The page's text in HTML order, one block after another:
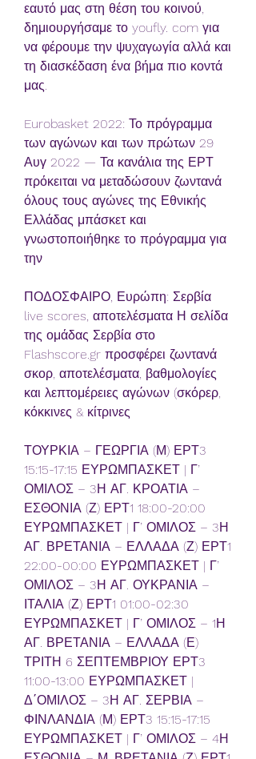
εαυτό μας στη θέση του κοινού,
δημιουργήσαμε το youfly. com για
να φέρουμε την ψυχαγωγία αλλά και
τη διασκέδαση ένα βήμα πιο κοντά
μας.
Eurobasket 2022: Το πρόγραμμα
των αγώνων και των πρώτων 29
Αυγ 2022 — Τα κανάλια της ΕΡΤ
πρόκειται να μεταδώσουν ζωντανά
όλους τους αγώνες της Εθνικής
Ελλάδας μπάσκετ και
γνωστοποιήθηκε το πρόγραμμα για
την
ΠΟΔΟΣΦΑΙΡΟ, Ευρώπη: Σερβία
live scores, αποτελέσματα Η σελίδα
της ομάδας Σερβία στο
Flashscore.gr προσφέρει ζωντανά
σκορ, αποτελέσματα, βαθμολογίες
και λεπτομέρειες αγώνων (σκόρερ,
κόκκινες & κίτρινες
ΤΟΥΡΚΙΑ – ΓΕΩΡΓΙΑ (Μ) ΕΡΤ3
15:15-17:15 ΕΥΡΩΜΠΑΣΚΕΤ | Γ’
ΟΜΙΛΟΣ – 3Η ΑΓ. ΚΡΟΑΤΙΑ –
ΕΣΘΟΝΙΑ (Ζ) ΕΡΤ1 18:00-20:00
ΕΥΡΩΜΠΑΣΚΕΤ | Γ’ ΟΜΙΛΟΣ – 3Η
ΑΓ. ΒΡΕΤΑΝΙΑ – ΕΛΛΑΔΑ (Ζ) ΕΡΤ1
22:00-00:00 ΕΥΡΩΜΠΑΣΚΕΤ | Γ’
ΟΜΙΛΟΣ – 3Η ΑΓ. ΟΥΚΡΑΝΙΑ –
ΙΤΑΛΙΑ (Ζ) ΕΡΤ1 01:00-02:30
ΕΥΡΩΜΠΑΣΚΕΤ | Γ’ ΟΜΙΛΟΣ – 1Η
ΑΓ. ΒΡΕΤΑΝΙΑ – ΕΛΛΑΔΑ (Ε)
ΤΡΙΤΗ 6 ΣΕΠΤΕΜΒΡΙΟΥ ΕΡΤ3
11:00-13:00 ΕΥΡΩΜΠΑΣΚΕΤ |
Δ΄ΟΜΙΛΟΣ – 3Η ΑΓ. ΣΕΡΒΙΑ –
ΦΙΝΛΑΝΔΙΑ (Μ) ΕΡΤ3 15:15-17:15
ΕΥΡΩΜΠΑΣΚΕΤ | Γ’ ΟΜΙΛΟΣ – 4Η